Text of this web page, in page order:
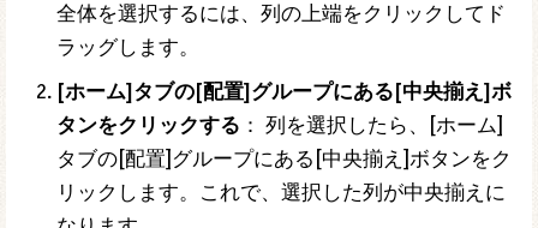
全体を選択するには、列の上端をクリックしてド
ラッグします。
[ホーム]タブの[配置]グループにある[中央揃え]ボ
タンをクリックする ： 列を選択したら、[ホーム]
タブの[配置]グループにある[中央揃え]ボタンをク
リックします。これで、選択した列が中央揃えに